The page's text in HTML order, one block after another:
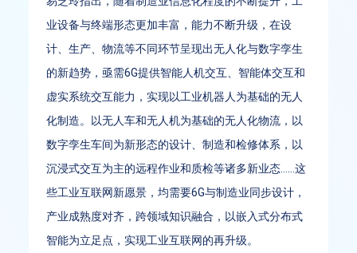
业设备与终端形态更加丰富，能力不断升级，在设
计、生产、物流等不同环节呈现出无人化与数字孪生
的新趋势，亟需6G提供智能人机交互、智能体交互和
虚实系统交互能力，实现以工业机器人为基础的无人
化制造。以无人车和无人机为基础的无人化物流，以
数字孪生车间为新形态的设计、制造和检修体系，以
沉浸式交互为主的远程作业和质检等诸多新业态……这
些工业互联网新愿景，均需要6G与制造业同步设计，
产业成熟度对齐，跨领域知识融合，以嵌入式分布式
智能为立足点，实现工业互联网的再升级。